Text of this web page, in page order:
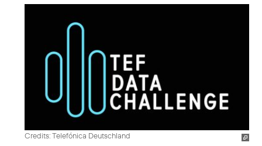
Credits: Telefónica Deutschland